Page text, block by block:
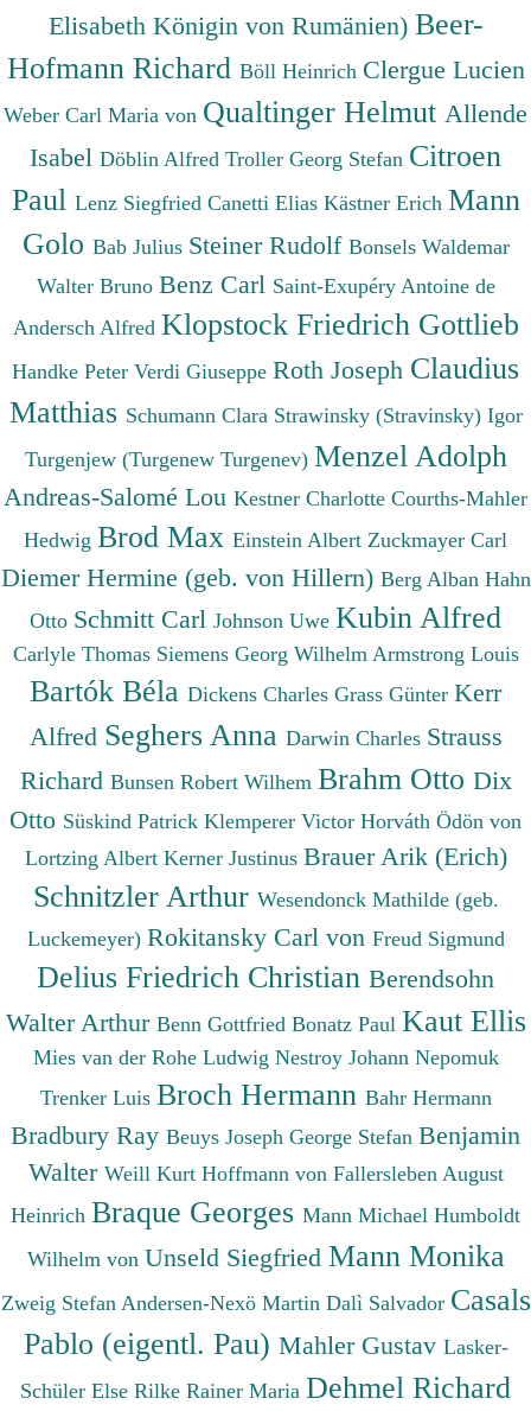
Elisabeth Königin von Rumänien) Beer-
Hofmann Richard Böll Heinrich Clergue Lucien
Weber Carl Maria von Qualtinger Helmut Allende
Isabel Döblin Alfred Troller Georg Stefan Citroen
Paul Lenz Siegfried Canetti Elias Kästner Erich Mann
Golo Bab Julius Steiner Rudolf Bonsels Waldemar
Walter Bruno Benz Carl Saint-Exupéry Antoine de
Andersch Alfred Klopstock Friedrich Gottlieb
Handke Peter Verdi Giuseppe Roth Joseph Claudius
Matthias Schumann Clara Strawinsky (Stravinsky) Igor
Turgenjew (Turgenew Turgenev) Menzel Adolph
Andreas-Salomé Lou Kestner Charlotte Courths-Mahler
Hedwig Brod Max Einstein Albert Zuckmayer Carl
Diemer Hermine (geb. von Hillern) Berg Alban Hahn
Otto Schmitt Carl Johnson Uwe Kubin Alfred
Carlyle Thomas Siemens Georg Wilhelm Armstrong Louis
Bartók Béla Dickens Charles Grass Günter Kerr
Alfred Seghers Anna Darwin Charles Strauss
Richard Bunsen Robert Wilhem Brahm Otto Dix
Otto Süskind Patrick Klemperer Victor Horváth Ödön von
Lortzing Albert Kerner Justinus Brauer Arik (Erich)
Schnitzler Arthur Wesendonck Mathilde (geb.
Luckemeyer) Rokitansky Carl von Freud Sigmund
Delius Friedrich Christian Berendsohn
Walter Arthur Benn Gottfried Bonatz Paul Kaut Ellis
Mies van der Rohe Ludwig Nestroy Johann Nepomuk
Trenker Luis Broch Hermann Bahr Hermann
Bradbury Ray Beuys Joseph George Stefan Benjamin
Walter Weill Kurt Hoffmann von Fallersleben August
Heinrich Braque Georges Mann Michael Humboldt
Wilhelm von Unseld Siegfried Mann Monika
Zweig Stefan Andersen-Nexö Martin Dalì Salvador Casals
Pablo (eigentl. Pau) Mahler Gustav Lasker-
Schüler Else Rilke Rainer Maria Dehmel Richard